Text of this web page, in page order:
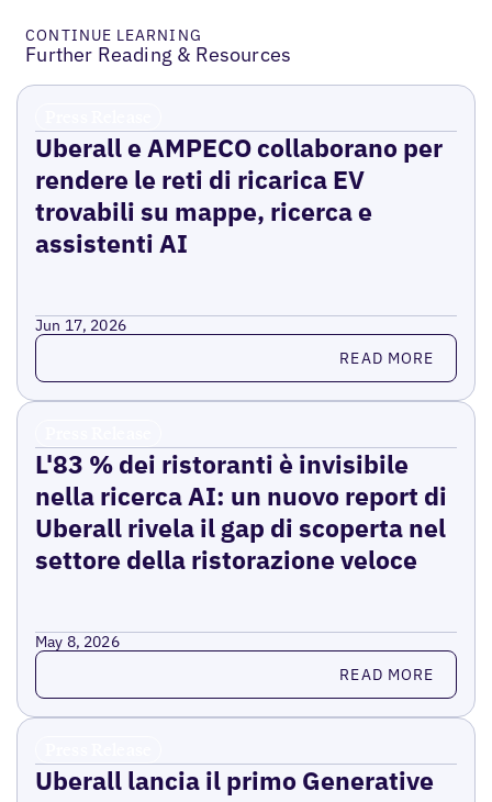
CONTINUE LEARNING
Further Reading & Resources
Uberall e AMPECO collaborano per
rendere le reti di ricarica EV
trovabili su mappe, ricerca e
assistenti AI
Jun 17, 2026
Read more READ MORE
L'83 % dei ristoranti è invisibile
nella ricerca AI: un nuovo report di
Uberall rivela il gap di scoperta nel
settore della ristorazione veloce
May 8, 2026
Read more READ MORE
Uberall lancia il primo Generative